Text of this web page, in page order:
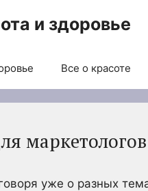
и здоровье
Все о красоте
маркетологов
уже о разных